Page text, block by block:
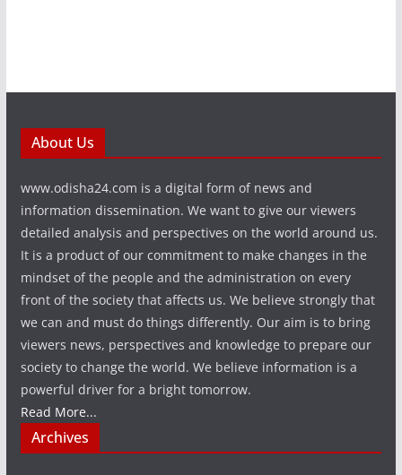
About Us
www.odisha24.com is a digital form of news and
information dissemination. We want to give our viewers
detailed analysis and perspectives on the world around us.
It is a product of our commitment to make changes in the
mindset of the people and the administration on every
front of the society that affects us. We believe strongly that
we can and must do things differently. Our aim is to bring
viewers news, perspectives and knowledge to prepare our
society to change the world. We believe information is a
powerful driver for a bright tomorrow.
Read More...
Archives